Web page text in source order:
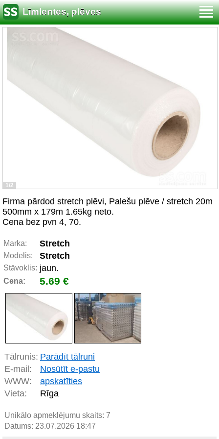
Līmlentes, plēves
1/2
Firma pārdod stretch plēvi, Palešu plēve / stretch 20m
500mm x 179m 1.65kg neto.
Cena bez pvn 4, 70.
Marka: Stretch
Modelis: Stretch
Stāvoklis: jaun.
Cena: 5.69 €
Tālrunis: Parādīt tālruni
E-mail:
Nosūtīt e-pastu
WWW:
apskatīties
Vieta:
Rīga
Unikālo apmeklējumu skaits: 7
Datums: 23.07.2026 18:47